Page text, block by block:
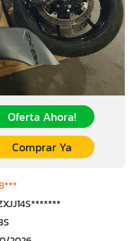
Oferta Ahora!
Comprar Ya